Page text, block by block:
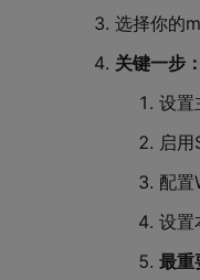
选择你的
关键一步
设置
启
配
设置
最重